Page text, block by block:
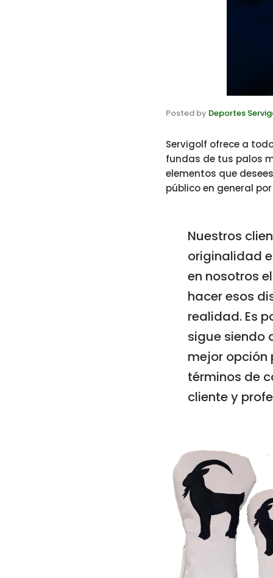
Posted by Deportes
Servigolf ofrece a
fundas de tus palos
elementos que
público en general
Nuestros
originalidad
en nosotros
hacer esos
realidad. Es
sigue siendo
mejor opción
términos de
cliente y